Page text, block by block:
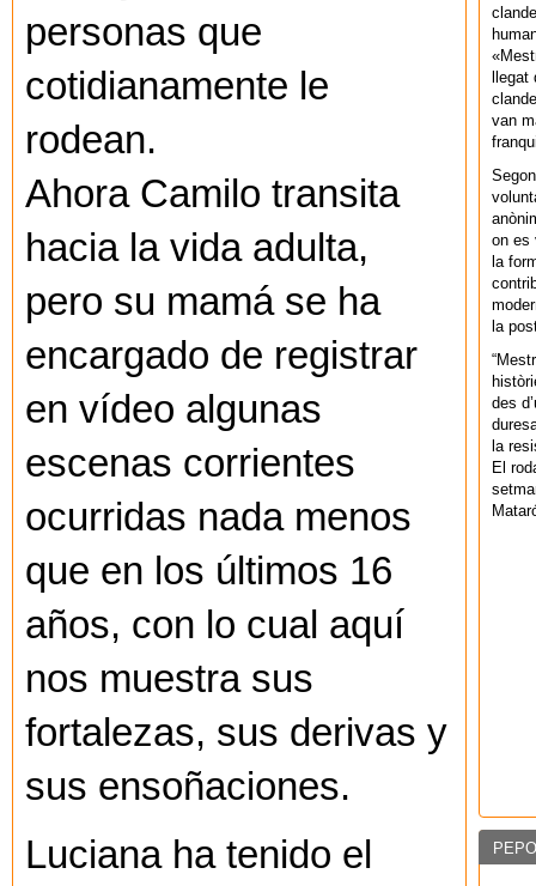
personas que
cotidianamente le
rodean.
Ahora Camilo transita
hacia la vida adulta,
pero su mamá se ha
encargado de registrar
en vídeo algunas
escenas corrientes
ocurridas nada menos
que en los últimos 16
años, con lo cual aquí
nos muestra sus
fortalezas, sus derivas y
sus ensoñaciones.
Luciana ha tenido el
van
on es
la
la
des
la
El